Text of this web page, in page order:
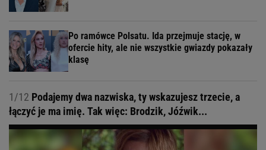
Po ramówce Polsatu. Ida przejmuje stację, w
ofercie hity, ale nie wszystkie gwiazdy pokazały
klasę
1/12 Podajemy dwa nazwiska, ty wskazujesz trzecie, a
łączyć je ma imię. Tak więc: Brodzik, Jóźwik...